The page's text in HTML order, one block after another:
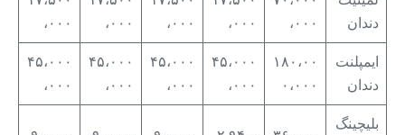
دندان
،۰۰۰
،۰۰۰
،۰۰۰
،۰۰۰
،۰۰۰
ایمپلنت
دندان
۱۸۰،۰۰
۰،۰۰۰
۴۵،۰۰۰
،۰۰۰
۴۵،۰۰۰
،۰۰۰
۴۵،۰۰۰
،۰۰۰
۴۵،۰۰۰
،۰۰۰
بلیچینگ